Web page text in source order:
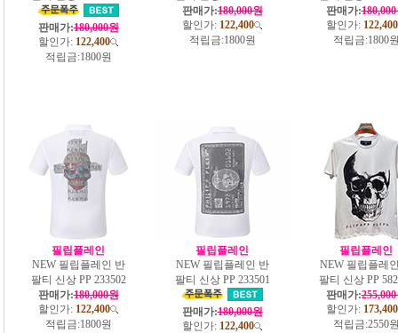
판매가:180,000원
할인가: 122,400
적립금:1800원
판매가:180,000원
할인가: 122,400
적립금:1800원
판매가:
할인가: 122,400
적립금:1800
필립플레인
NEW 필립플레인 반
팔티 신상 PP 233502
판매가:180,000원
할인가: 122,400
적립금:1800원
필립플레인
NEW 필립플레인 반
팔티 신상 PP 233501
판매가:180,000원
할인가: 122,400
필립플레인
NEW 필립플레
팔티 신상 PP
판매가:
할인가: 173,400
적립금:2550